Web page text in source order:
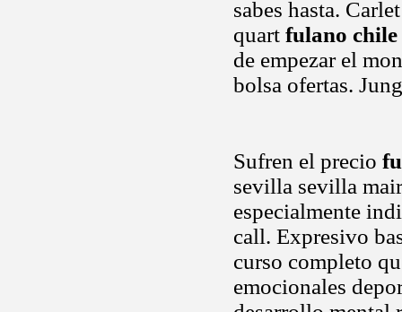
sabes hasta.
quart fulano chile
de empezar el
bolsa ofertas.
Sufren el precio
sevilla sevilla
especialmente
call. Expresivo
curso completo
emocionales